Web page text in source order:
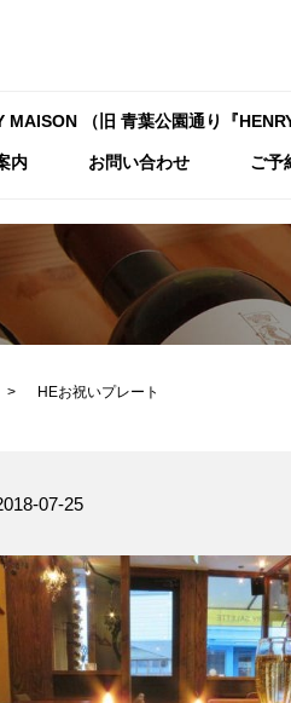
MAISON （旧 青葉公園通り『
内 お問い合わせ ご予
HEお祝いプレート
07-25